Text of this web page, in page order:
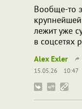
Вообще-то
лежит уже
в соцсетях
Alex Exler
15.05.26
10:47